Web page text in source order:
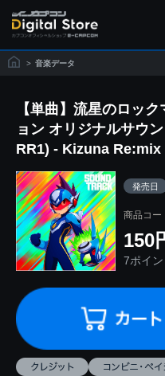
> 音楽データ
【単曲】流星のロッ
ョン オリジナルサウ
RR1) - Kizuna Re:mix
発売日
商品コー
150
7ポイ